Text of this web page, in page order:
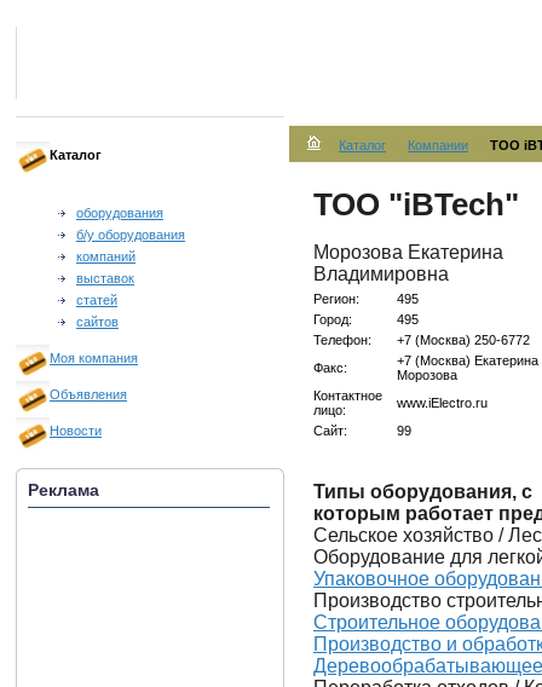
Каталог
оборудования
б/у оборудования
компаний
выставок
статей
сайтов
Моя компания
Объявления
Новости
Реклама
Каталог Компании ТОО
ТОО "iBTech"
Морозова Екатерина
Владимировна
Регион:
495
Город:
495
Телефон:
+7 (Москва) 250-6772
Факс:
+7 (Москва) Екатерина
Морозова
Контактное
лицо:
www.iElectro.ru
Сайт:
99
Типы оборудования, с
которым работает
Сельское хозяйство /
Оборудование для
Упаковочное
Производство
Строительное
Производство и